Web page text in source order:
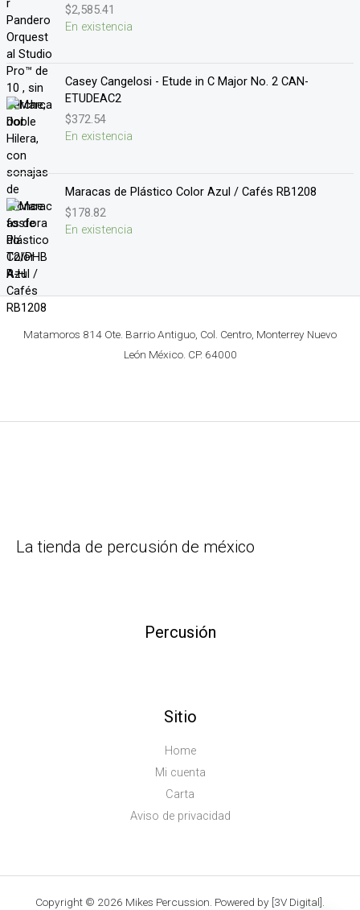
$2,585.41
En existencia
Casey Cangelosi - Etude in C Major No. 2 CAN-
ETUDEAC2
$372.54
En existencia
Maracas de Plástico Color Azul / Cafés RB1208
$178.82
En existencia
Matamoros 814 Ote. Barrio Antiguo, Col. Centro, Monterrey Nuevo
León México. CP. 64000
La tienda de percusión de méxico
Percusión
Sitio
Home
Mi cuenta
Carta
Aviso de privacidad
Copyright © 2026 Mikes Percussion. Powered by [3V Digital].